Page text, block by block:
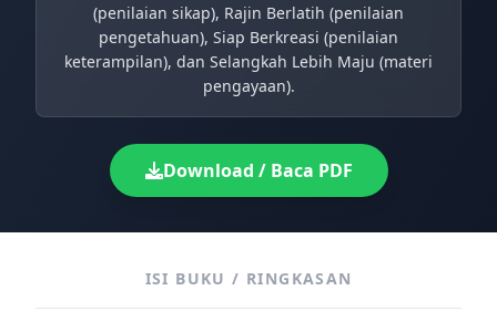
(penilaian sikap), Rajin Berlatih (penilaian
pengetahuan), Siap Berkreasi (penilaian
keterampilan), dan Selangkah Lebih Maju (materi
pengayaan).
Download / Baca PDF
ISI BUKU / RINGKASAN